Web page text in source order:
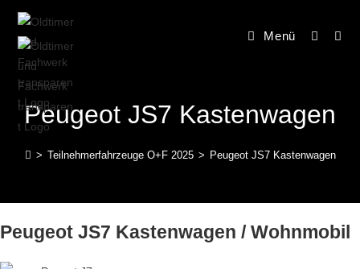
Menü
Peugeot JS7 Kastenwagen
> Teilnehmerfahrzeuge O+F 2025 > Peugeot JS7 Kastenwagen
Peugeot JS7 Kastenwagen / Wohnmobil